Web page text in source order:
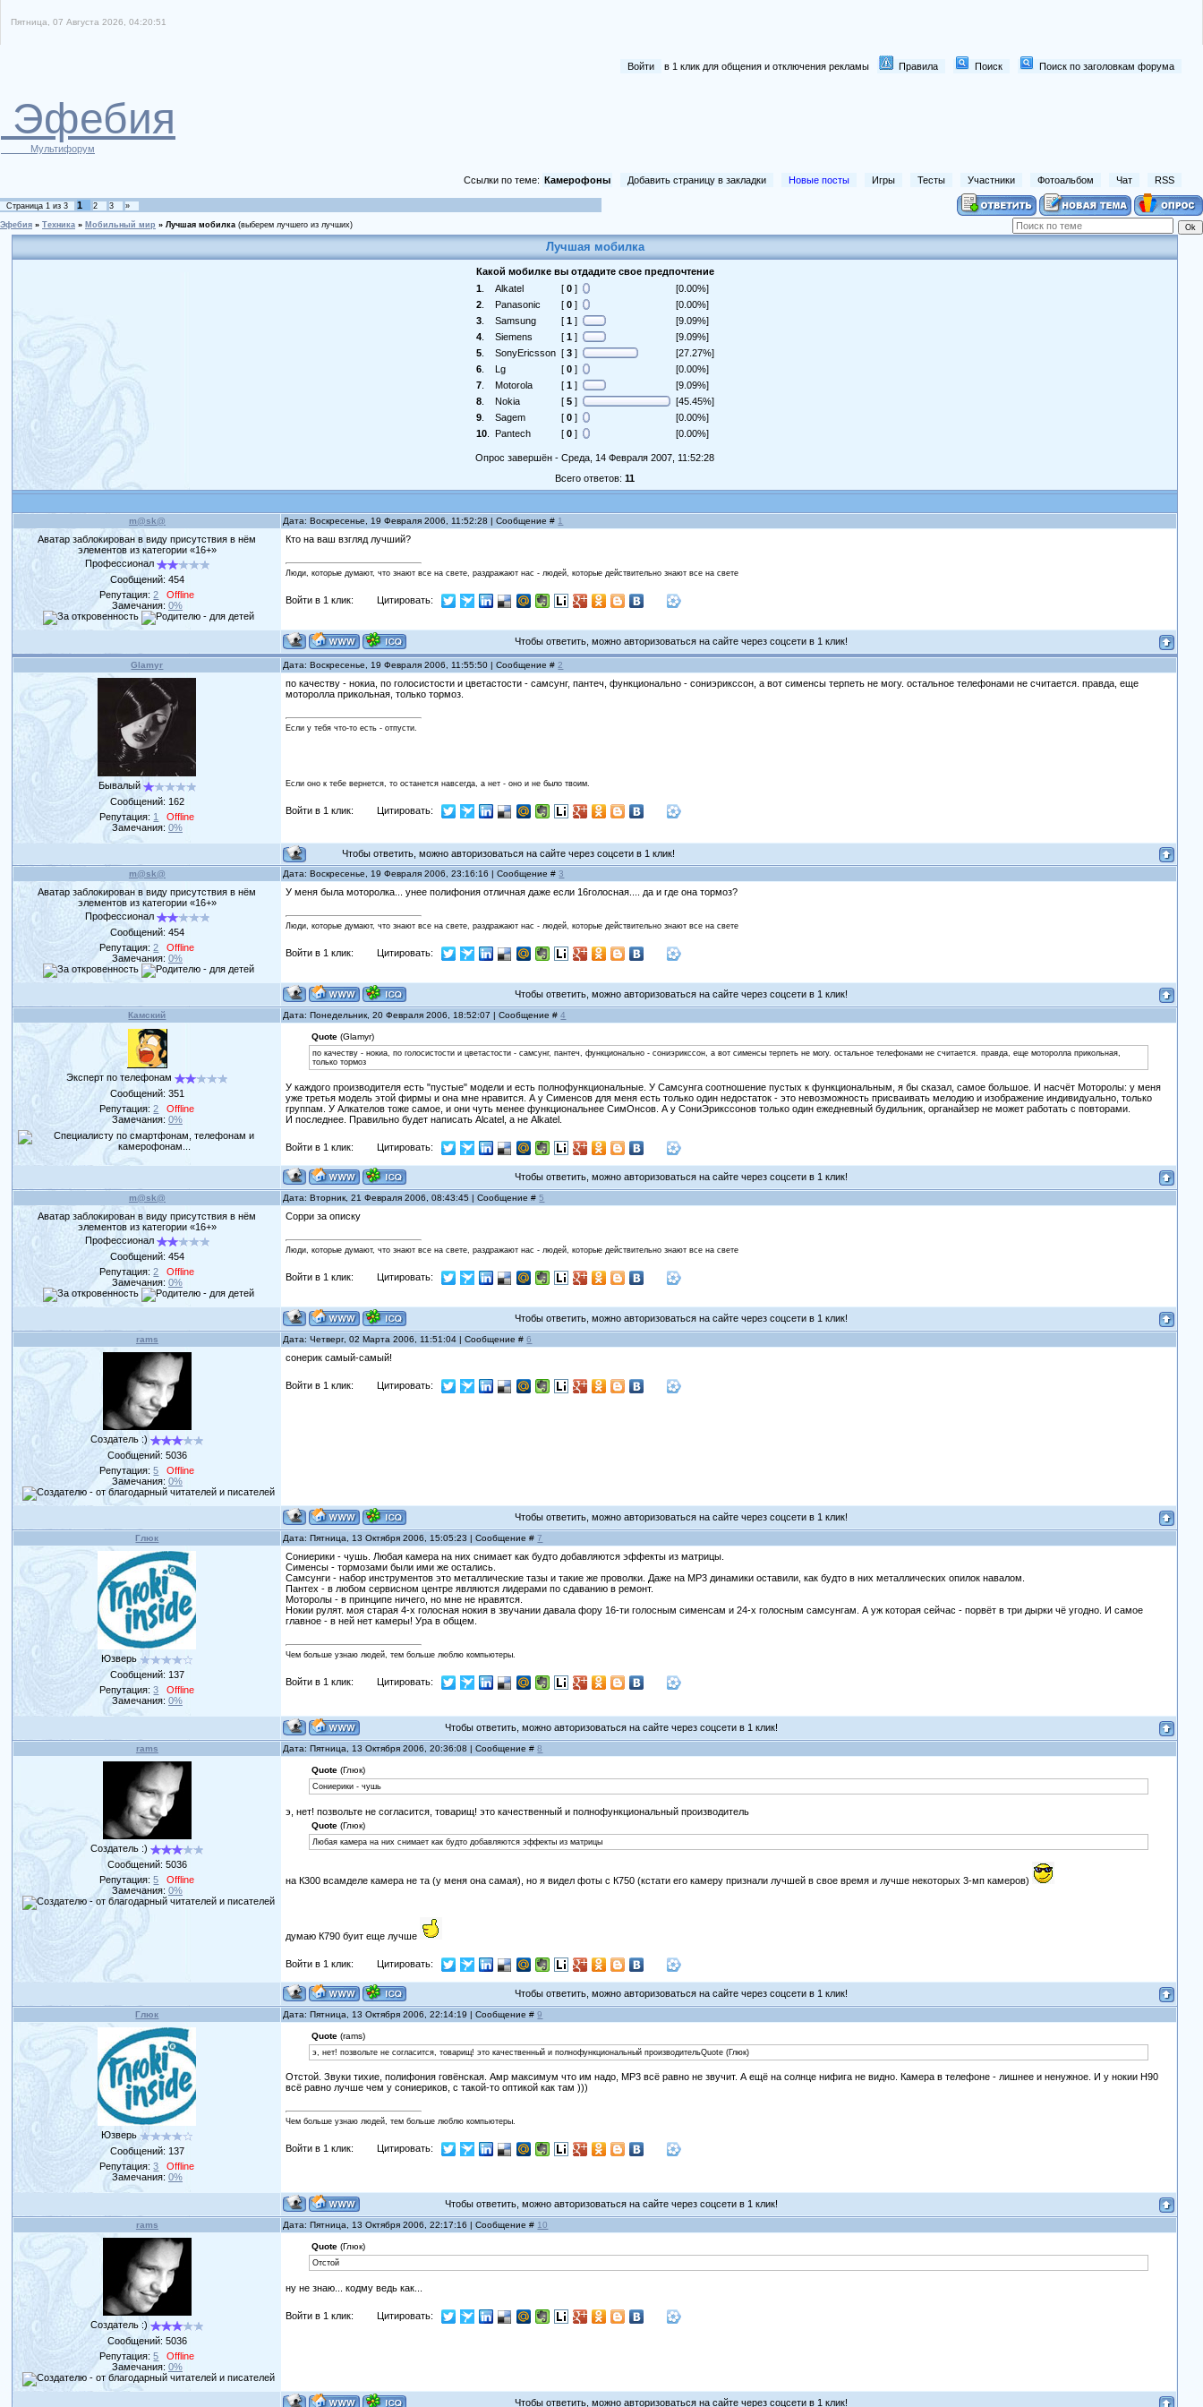
Пятница, 07 Августа 2026, 04:20:51
Войти в 1 клик для общения и отключения рекламы Правила Поиск Поиск по заголовкам форума
Эфебия
Мультифорум
Ссылки по теме: Камерофоны Добавить страницу в закладки Новые посты Игры Тесты Участники Фотоальбом Чат RSS
Страница 1 из 3 1 2 3 »
Эфебия » Техника » Мобильный мир » Лучшая мобилка (выберем лучшего из лучших)
Лучшая мобилка
Какой мобилке вы отдадите свое предпочтение
1. Alkatel [ 0]
[0.00%]
2. Panasonic [ 0]
[0.00%]
3. Samsung [ 1]
[9.09%]
4. Siemens [ 1]
[9.09%]
5. SonyEricsson [ 3]
[27.27%]
6. Lg [ 0]
[0.00%]
7. Motorola [ 1]
[9.09%]
8. Nokia [ 5]
[45.45%]
9. Sagem [ 0]
[0.00%]
10. Pantech [ 0] [0.00%]
Опрос завершён - Среда, 14 Февраля 2007, 11:52:28
Всего ответов:11
m@sk@ Дата: Воскресенье, 19 Февраля 2006, 11:52:28 | Сообщение # 1
Аватар заблокирован в виду присутствия в нём
элементов из категории «16+»
Профессионал
Сообщений: 454
Репутация:2
Offline
Замечания: 0%
Кто на ваш взгляд лучший?
Люди, которые думают, что знают все на свете, раздражают нас - людей, которые действительно знают все на свете
Войти в 1 клик: Цитировать:
Чтобы ответить, можно авторизоваться на сайте через соцсети в 1 клик!
Glamyr Дата: Воскресенье, 19 Февраля 2006, 11:55:50 | Сообщение # 2
Бывалый
Сообщений: 162
Репутация: 1
Offline
Замечания: 0%
по качеству - нокиа, по голосистости и цветастости - самсунг, пантеч, функционально - сониэрикссон, а вот сименсы терпеть не могу. остальное телефонами не считается. правда, еще
моторолла прикольная, только тормоз.
Если у тебя что-то есть - отпусти.
Если оно к тебе вернется, то останется навсегда, а нет - оно и не было твоим.
Войти в 1 клик: Цитировать:
Чтобы ответить, можно авторизоваться на сайте через соцсети в 1 клик!
m@sk@ Дата: Воскресенье, 19 Февраля 2006, 23:16:16 | Сообщение #3
Аватар заблокирован в виду присутствия в нём
элементов из категории «16+»
Профессионал
Сообщений: 454
Репутация:2
Offline
Замечания: 0%
У меня была моторолка... унее полифония отличная даже если 16голосная.... да и где она тормоз?
Люди, которые думают, что знают все на свете, раздражают нас - людей, которые действительно знают все на свете
Войти в 1 клик: Цитировать:
Чтобы ответить, можно авторизоваться на сайте через соцсети в 1 клик!
Камский Дата: Понедельник, 20 Февраля 2006, 18:52:07 | Сообщение #4
Эксперт по телефонам
Сообщений: 351
Репутация:2
Offline
Замечания: 0%
Quote (Glamyr)
по качеству - нокиа, по голосистости и цветастости - самсунг, пантеч, функционально - сониэрикссон, а вот сименсы терпеть не могу. остальное телефонами не считается. правда, еще моторолла прикольная,
только тормоз
У каждого производителя есть "пустые" модели и есть полнофункциональные. У Самсунга соотношение пустых к функциональным, я бы сказал, самое большое. И насчёт Моторолы: у меня
уже третья модель этой фирмы и она мне нравится. А у Сименсов для меня есть только один недостаток - это невозможность присваивать мелодию и изображение индивидуально, только
группам. У Алкателов тоже самое, и они чуть менее функциональнее СимОнсов. А у СониЭрикссонов только один ежедневный будильник, органайзер не может работать с повторами.
И последнее. Правильно будет написать Alcatel, а не Alkatel.
Войти в 1 клик: Цитировать:
Чтобы ответить, можно авторизоваться на сайте через соцсети в 1 клик!
m@sk@ Дата: Вторник, 21 Февраля 2006, 08:43:45 | Сообщение #5
Аватар заблокирован в виду присутствия в нём
элементов из категории «16+»
Профессионал
Сообщений: 454
Репутация:2
Offline
Замечания: 0%
Сорри за описку
Люди, которые думают, что знают все на свете, раздражают нас - людей, которые действительно знают все на свете
Войти в 1 клик: Цитировать:
Чтобы ответить, можно авторизоваться на сайте через соцсети в 1 клик!
rams Дата: Четверг, 02 Марта 2006, 11:51:04 | Сообщение #6
Создатель :)
Сообщений: 5036
Репутация:5
Offline
Замечания: 0%
сонерик самый-самый!
Войти в 1 клик: Цитировать:
Чтобы ответить, можно авторизоваться на сайте через соцсети в 1 клик!
Глюк Дата: Пятница, 13 Октября 2006, 15:05:23 | Сообщение #7
Юзверь
Сообщений: 137
Репутация:3
Offline
Замечания: 0%
Сониерики - чушь. Любая камера на них снимает как будто добавляются эффекты из матрицы.
Сименсы - тормозами были ими же остались.
Самсунги - набор инструментов это металлические тазы и такие же проволки. Даже на MP3 динамики оставили, как будто в них металлических опилок навалом.
Пантех - в любом сервисном центре являются лидерами по сдаванию в ремонт.
Моторолы - в принципе ничего, но мне не нравятся.
Нокии рулят. моя старая 4-х голосная нокия в звучании давала фору 16-ти голосным сименсам и 24-х голосным самсунгам. А уж которая сейчас - порвёт в три дырки чё угодно. И самое
главное - в ней нет камеры! Ура в общем.
Чем больше узнаю людей, тем больше люблю компьютеры.
Войти в 1 клик: Цитировать:
Чтобы ответить, можно авторизоваться на сайте через соцсети в 1 клик!
rams Дата: Пятница, 13 Октября 2006, 20:36:08 | Сообщение #8
Создатель :)
Сообщений: 5036
Репутация:5
Offline
Замечания: 0%
Quote (Глюк)
Сониерики - чушь
э, нет! позвольте не согласится, товарищ! это качественный и полнофункциональный производитель
Quote (Глюк)
Любая камера на них снимает как будто добавляются эффекты из матрицы
на К300 всамделе камера не та (у меня она самая), но я видел фоты с К750 (кстати его камеру признали лучшей в свое время и лучше некоторых 3-мп камеров)
думаю К790 буит еще лучше
Войти в 1 клик: Цитировать:
Чтобы ответить, можно авторизоваться на сайте через соцсети в 1 клик!
Глюк Дата: Пятница, 13 Октября 2006, 22:14:19 | Сообщение #9
Юзверь
Сообщений: 137
Репутация:3
Offline
Замечания: 0%
Quote (rams)
э, нет! позвольте не согласится, товарищ! это качественный и полнофункциональный производительQuote (Глюк)
Отстой. Звуки тихие, полифония говёнская. Амр максимум что им надо, МР3 всё равно не звучит. А ещё на солнце нифига не видно. Камера в телефоне - лишнее и ненужное. И у нокии Н90
всё равно лучше чем у сониериков, с такой-то оптикой как там )))
Чем больше узнаю людей, тем больше люблю компьютеры.
Войти в 1 клик: Цитировать:
Чтобы ответить, можно авторизоваться на сайте через соцсети в 1 клик!
rams Дата: Пятница, 13 Октября 2006, 22:17:16 | Сообщение # 10
Создатель :)
Сообщений: 5036
Репутация:5
Offline
Замечания: 0%
Quote (Глюк)
Отстой
ну не знаю... кодму ведь как...
Войти в 1 клик: Цитировать:
Чтобы ответить, можно авторизоваться на сайте через соцсети в 1 клик!